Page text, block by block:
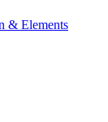
& Elements